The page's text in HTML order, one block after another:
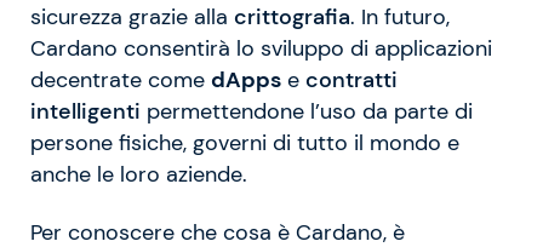
sicurezza grazie alla crittografia. In futuro,
Cardano consentirà lo sviluppo di applicazioni
decentrate come dApps e contratti
intelligenti permettendone l’uso da parte di
persone fisiche, governi di tutto il mondo e
anche le loro aziende.
Per conoscere che cosa è Cardano, è